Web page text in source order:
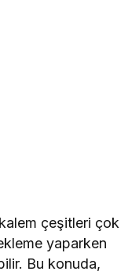
çeşitleri çok
yaparken
Bu konuda,